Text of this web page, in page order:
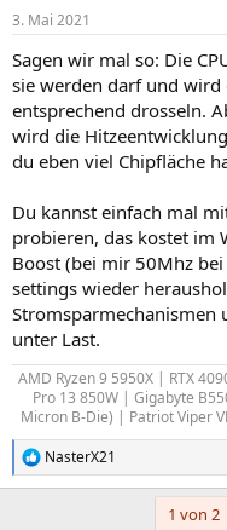
3. Mai 2021
Sagen wir mal so: Die
sie werden darf und
entsprechend drosseln.
wird die
du eben viel Chipfläche
Du kannst einfach mal
probieren, das kostet im
Boost (bei mir 50Mhz
settings wieder
Stromsparmechanismen
unter Last.
AMD Ryzen 9 5950X | RTX
Pro 13 850W | Gigabyte
Micron B-Die) | Patriot Viper
R
e
NasterX21
1 von 2